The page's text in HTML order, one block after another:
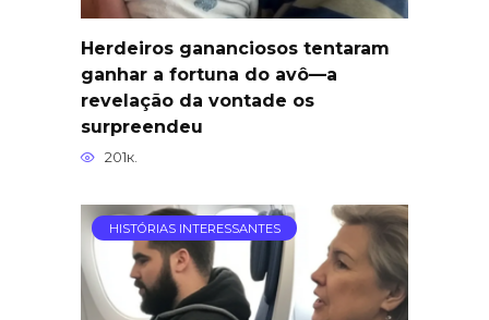
Herdeiros gananciosos tentaram
ganhar a fortuna do avô—a
revelação da vontade os
surpreendeu
201к.
HISTÓRIAS INTERESSANTES